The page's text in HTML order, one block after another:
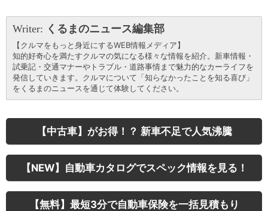
Writer: くるまのニュース編集部
【クルマをもっと身近にするWEB情報メディア】
知的好奇心を満たすクルマの気になる様々な情報を紹介。新車情報・
試乗記・交通マナーやトラブル・道路事情まで魅力的なカーライフを
発信していきます。クルマについて「知らなかったことを知る喜び」
をくるまのニュースを通じて体験してください。
【中古車】がお得！？ 新車不足で人気沸騰
【NEW】自動車カタログでスペック情報を見る！
【無料】最短3分で自動車保険を一括見積もり